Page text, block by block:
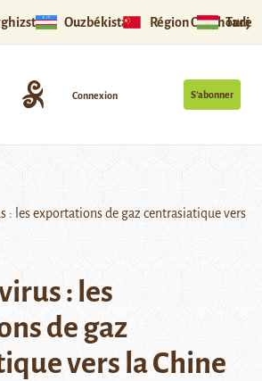
Ouzbékistan Région Ouïghoure
S’abonner
Connexion
: les exportations de gaz centrasiatique vers
: les
de gaz
vers la Chine